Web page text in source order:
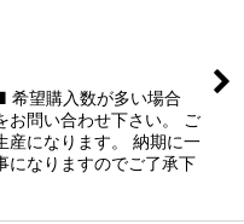
望購入数が多い場合
お問い合わせ下さい。 ご
産になります。 納期に一
になりますのでご了承下